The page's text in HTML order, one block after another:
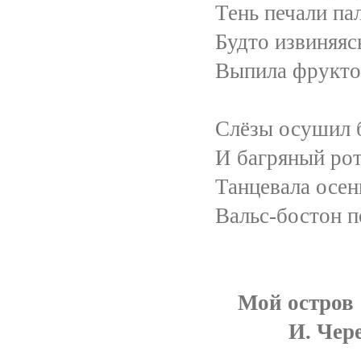
Тень печали пало
Будто извиняясь, с
Выпила фруктовое
Слёзы осушил
И багряный рот
Танцевала осень на
Вальс-бостон по
Мой остров
И.